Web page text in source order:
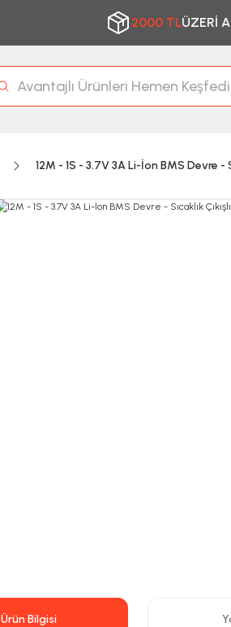
2000 TLÜZERİ
12M - 1S - 3.7V 3A Li-İon BMS Devre -
Ürün Bilgisi